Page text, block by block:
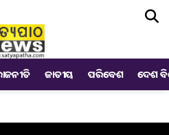
ଜାତୀୟ ପରିବେଶ ଦେଶ